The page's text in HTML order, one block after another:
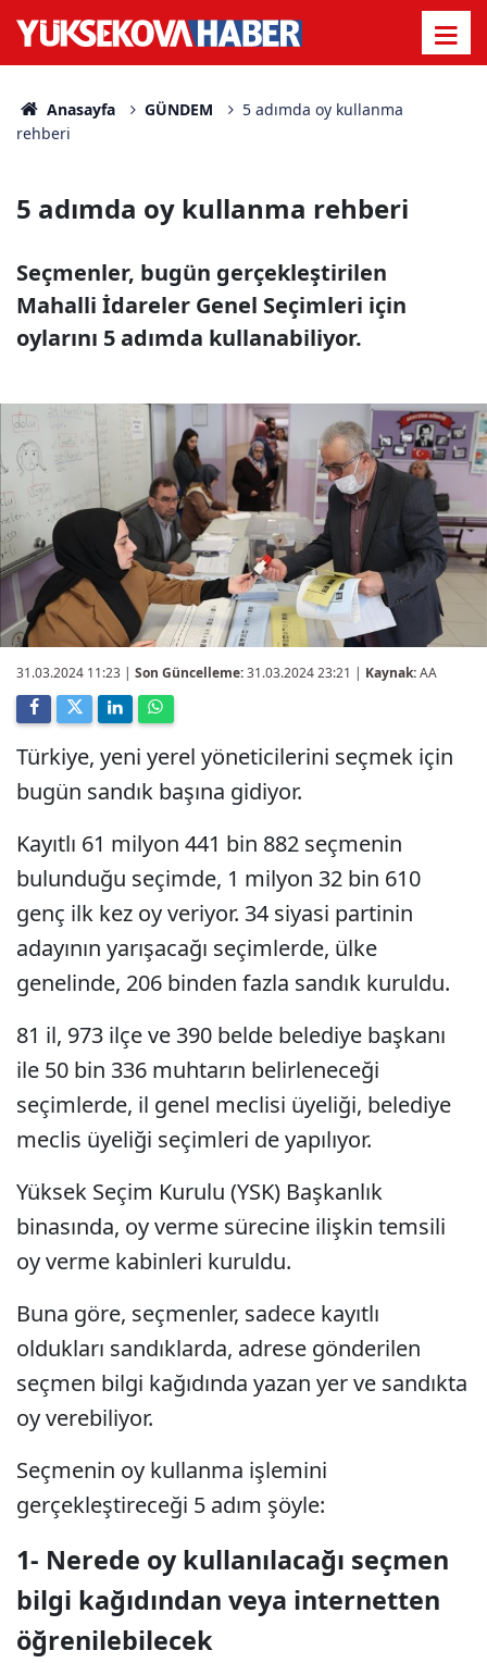
Anasayfa GÜNDEM
5 adımda oy kullanma
rehberi
5 adımda oy kullanma rehberi
Seçmenler, bugün gerçekleştirilen
Mahalli İdareler Genel Seçimleri için
oylarını 5 adımda kullanabiliyor.
31.03.2024 11:23 | Son Güncelleme:31.03.2024 23:21 | Kaynak:AA
Türkiye, yeni yerel yöneticilerini seçmek için
bugün sandık başına gidiyor.
Kayıtlı 61 milyon 441 bin 882 seçmenin
bulunduğu seçimde, 1 milyon 32 bin 610
genç ilk kez oy veriyor. 34 siyasi partinin
adayının yarışacağı seçimlerde, ülke
genelinde, 206 binden fazla sandık kuruldu.
81 il, 973 ilçe ve 390 belde belediye başkanı
ile 50 bin 336 muhtarın belirleneceği
seçimlerde, il genel meclisi üyeliği, belediye
meclis üyeliği seçimleri de yapılıyor.
Yüksek Seçim Kurulu (YSK) Başkanlık
binasında, oy verme sürecine ilişkin temsili
oy verme kabinleri kuruldu.
Buna göre, seçmenler, sadece kayıtlı
oldukları sandıklarda, adrese gönderilen
seçmen bilgi kağıdında yazan yer ve sandıkta
oy verebiliyor.
Seçmenin oy kullanma işlemini
gerçekleştireceği 5 adım şöyle:
1- Nerede oy kullanılacağı seçmen
bilgi kağıdından veya internetten
öğrenilebilecek